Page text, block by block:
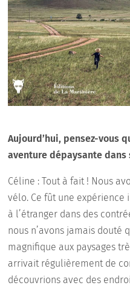
Aujourd’hui, pensez-vous
aventure dépaysante dans
Céline : Tout à fait ! Nous
vélo. Ce fût une expérience
à l’étranger dans des
nous n’avons jamais douté
magnifique aux paysages
arrivait régulièrement de
découvrions avec des